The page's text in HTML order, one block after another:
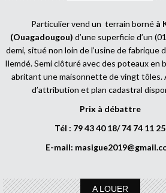
Particulier vend un terrain borné à
(Ouagadougou) d’une superficie d’un
demi, situé non loin de l’usine de fabrique
Ilemdé. Semi clôturé avec des poteaux en
abritant une maisonnette de vingt
d’attribution et plan cadastral
Prix à débattre
Tél : 79 43 40 18/ 74 74 11 25
E-mail:
A LOUER